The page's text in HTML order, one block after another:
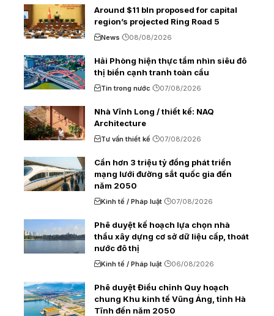
Around $11 bln proposed for capital
region’s projected Ring Road 5
News 08/08/2026
Hải Phòng hiện thực tầm nhìn siêu đô
thị biển cạnh tranh toàn cầu
Tin trong nước 07/08/2026
Nhà Vĩnh Long / thiết kế: NAQ
Architecture
Tư vấn thiết kế 07/08/2026
Cần hơn 3 triệu tỷ đồng phát triển
mạng lưới đường sắt quốc gia đến
năm 2050
Kinh tế / Pháp luật 07/08/2026
Phê duyệt kế hoạch lựa chọn nhà
thầu xây dựng cơ sở dữ liệu cấp, thoát
nước đô thị
Kinh tế / Pháp luật 06/08/2026
Phê duyệt Điều chỉnh Quy hoạch
chung Khu kinh tế Vũng Áng, tỉnh Hà
Tĩnh đến năm 2050